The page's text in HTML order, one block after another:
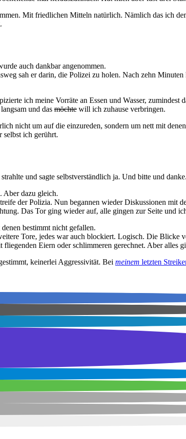
Mit friedlichen Mitteln natürlich. Nämlich das ich
auch dankbar angenommen.
sah er darin, die Polizei zu holen. Nach zehn
ich meine Vorräte an Essen und Wasser, zumindest
und das möchte will ich zuhause verbringen.
nicht um auf die einzureden, sondern um nett mit
selbst ich gerührt.
und sagte selbstverständlich ja. Und bitte und danke.
dazu gleich.
der Polizia. Nun begannen wieder Diskussionen mit
Das Tor ging wieder auf, alle gingen zur Seite und
bestimmt nicht gefallen.
Tore, jedes war auch blockiert. Logisch. Die Blicke
Eiern oder schlimmeren gerechnet. Aber alles
keinerlei Aggressivität. Bei meinem letzten